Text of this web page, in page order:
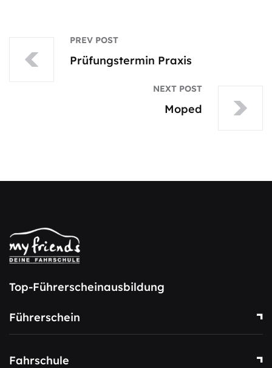
PREV POST
Prüfungstermin Praxis
NEXT POST
Moped
Top-Führerscheinausbildung
Führerschein
Fahrschule